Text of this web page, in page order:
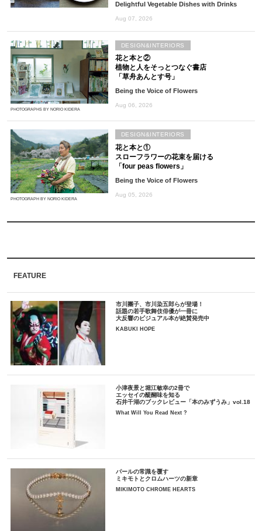
Delightful Vegetable Dishes with Drinks
Aug 07, 2026
PHOTOGRAPHS BY NORIO KIDERA
花と本と②
植物と人をそっとつなぐ書店
「草舟あんとす号」
Being the Voice of Flowers
Aug 06, 2026
DESIGN&INTERIORS
PHOTOGRAPH BY NORIO KIDERA
花と本と①
スローフラワーの花束を届ける
「four peas flowers」
Being the Voice of Flowers
Aug 05, 2026
DESIGN&INTERIORS
FEATURE
市川團子、市川染五郎らが登場！
話題の若手歌舞伎俳優が一冊に
大反響のビジュアル本が絶賛発売中
KABUKI HOPE
小津夜景と堀江敏幸の2冊で
エッセイの醍醐味を知る
石井千湖のブックレビュー「本のみずうみ」vol.18
What Will You Read Next ?
パールの常識を覆す
ミキモトとクロムハーツの新章
MIKIMOTO CHROME HEARTS